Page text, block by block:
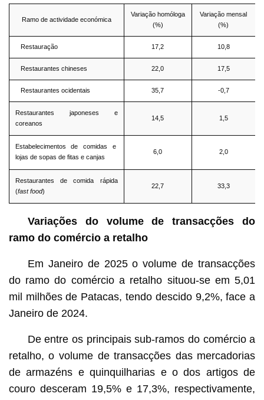
Ramo de actividade económica
Variação homóloga
(%)
Variação mensal
(%)
Restauração 17,2 10,8
Restaurantes chineses 22,0 17,5
Restaurantes ocidentais 35,7 -0,7
Restaurantes japoneses e
coreanos
14,5 1,5
Estabelecimentos de comidas e
lojas de sopas de fitas e canjas
6,0 2,0
Restaurantes de comida rápida
(fast food)
22,7 33,3
Variações do volume de transacções do
ramo do comércio a retalho
Em Janeiro de 2025 o volume de transacções
do ramo do comércio a retalho situou-se em 5,01
mil milhões de Patacas, tendo descido 9,2%, face a
Janeiro de 2024.
De entre os principais sub-ramos do comércio a
retalho, o volume de transacções das mercadorias
de armazéns e quinquilharias e o dos artigos de
couro desceram 19,5% e 17,3%, respectivamente,